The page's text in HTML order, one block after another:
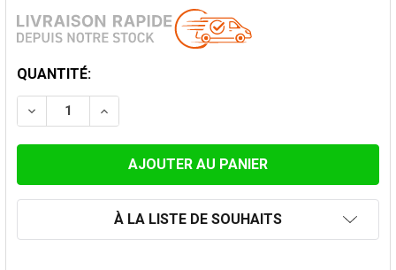
STOCK
ACTUEL:
QUANTITÉ:
DIMINUER LA QUANTITÉ DE TÉ À 90° 100MM
AUGMENTER LA QUANTITÉ DE TÉ À 90°
À LA LISTE DE SOUHAITS